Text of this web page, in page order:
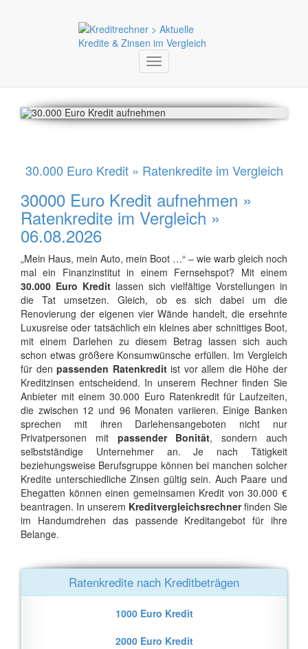
Toggle
navigation
30.000 Euro Kredit » Ratenkredite im Vergleich
30000 Euro Kredit aufnehmen »
Ratenkredite im Vergleich »
06.08.2026
„Mein Haus, mein Auto, mein Boot …“ – wie warb gleich noch
mal ein Finanzinstitut in einem Fernsehspot? Mit einem
30.000 Euro Kredit lassen sich vielfältige Vorstellungen in
die Tat umsetzen. Gleich, ob es sich dabei um die
Renovierung der eigenen vier Wände handelt, die ersehnte
Luxusreise oder tatsächlich ein kleines aber schnittiges Boot,
mit einem Darlehen zu diesem Betrag lassen sich auch
schon etwas größere Konsumwünsche erfüllen. Im Vergleich
für denpassenden Ratenkreditist vor allem die Höhe der
Kreditzinsen entscheidend. In unserem Rechner finden Sie
Anbieter mit einem 30.000 Euro Ratenkredit für Laufzeiten,
die zwischen 12 und 96 Monaten variieren. Einige Banken
sprechen mit ihren Darlehensangeboten nicht nur
Privatpersonen mit passender Bonität, sondern auch
selbstständige Unternehmer an. Je nach Tätigkeit
beziehungsweise Berufsgruppe können bei manchen solcher
Kredite unterschiedliche Zinsen gültig sein. Auch Paare und
Ehegatten können einen gemeinsamen Kredit von 30.000 €
beantragen. In unserem Kreditvergleichsrechnerfinden Sie
im Handumdrehen das passende Kreditangebot für ihre
Belange.
Ratenkredite nach Kreditbeträgen
1000 Euro Kredit
2000 Euro Kredit